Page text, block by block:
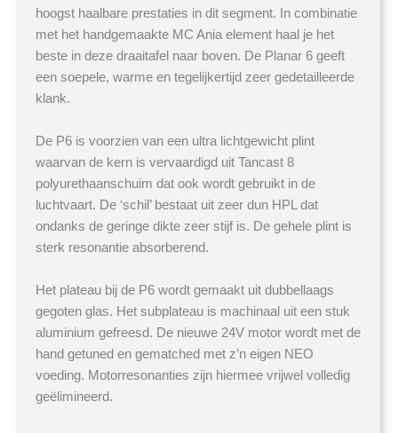
hoogst haalbare prestaties in dit segment. In combinatie
met het handgemaakte MC Ania element haal je het
beste in deze draaitafel naar boven. De Planar 6 geeft
een soepele, warme en tegelijkertijd zeer gedetailleerde
klank.
De P6 is voorzien van een ultra lichtgewicht plint
waarvan de kern is vervaardigd uit Tancast 8
polyurethaanschuim dat ook wordt gebruikt in de
luchtvaart. De ‘schil’ bestaat uit zeer dun HPL dat
ondanks de geringe dikte zeer stijf is. De gehele plint is
sterk resonantie absorberend.
Het plateau bij de P6 wordt gemaakt uit dubbellaags
gegoten glas. Het subplateau is machinaal uit een stuk
aluminium gefreesd. De nieuwe 24V motor wordt met de
hand getuned en gematched met z’n eigen NEO
voeding. Motorresonanties zijn hiermee vrijwel volledig
geëlimineerd.